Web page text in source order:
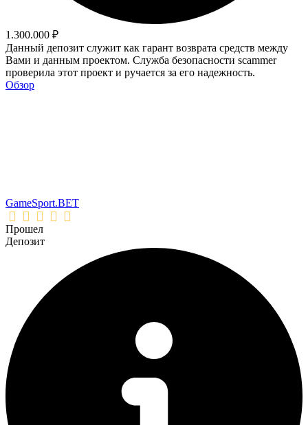
1.300.000 ₽
Данный депозит служит как гарант возврата средств между
Вами и данным проектом. Служба безопасности scammer
проверила этот проект и ручается за его надежность.
Обзор
GameSport.BET
Прошел
Депозит